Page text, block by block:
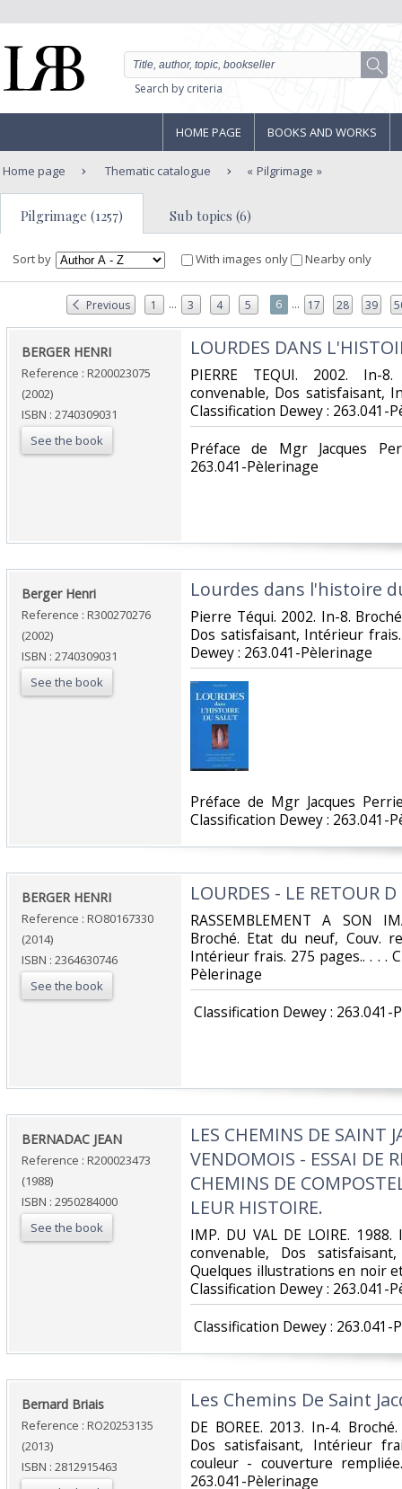
Search by criteria
HOME PAGE BOOKS AND WORKS
Home page Thematic catalogue Pilgrimage
Pilgrimage (1257) Sub topics (6)
Sort by With images only Nearby only
Previous 1 ... 3 4 5 6 ... 17 28 39
‎BERGER HENRI‎
Reference : R200023075
(2002)
ISBN : 2740309031
See the book
‎LOURDES DANS
‎PIERRE TEQUI. 2002. In-
convenable, Dos satisfaisant,
Classification Dewey : 263.041-
‎Préface de Mgr Jacques
263.041-Pèlerinage‎
‎Berger Henri‎
Reference : R300270276
(2002)
ISBN : 2740309031
See the book
‎Lourdes dans l'histoire
‎Pierre Téqui. 2002. In-8.
Dos satisfaisant, Intérieur
Dewey : 263.041-Pèlerinage‎
‎Préface de Mgr Jacques
Classification Dewey : 263.041-
‎BERGER HENRI‎
Reference : RO80167330
(2014)
ISBN : 2364630746
See the book
‎LOURDES - LE RETOUR D
‎RASSEMBLEMENT A SON
Broché. Etat du neuf, Couv.
Intérieur frais. 275 pages.. . . .
Pèlerinage‎
Classification Dewey : 263.041-
‎BERNADAC JEAN‎
Reference : R200023473
(1988)
ISBN : 2950284000
See the book
‎LES CHEMINS DE SAINT
VENDOMOIS - ESSAI DE
CHEMINS DE
LEUR HISTOIRE.‎
‎IMP. DU VAL DE LOIRE.
convenable, Dos
Quelques illustrations en noir
Classification Dewey : 263.041-
Classification Dewey : 263.041-
‎Bernard Briais‎
Reference : RO20253135
(2013)
ISBN : 2812915463
‎Les Chemins De Saint
‎DE BOREE. 2013. In-4.
Dos satisfaisant, Intérieur
couleur - couverture
263.041-Pèlerinage‎